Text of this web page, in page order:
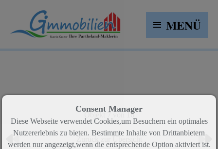
MENÜ
Objekt 7 von 16
Consent Manager
Diese Webseite verwendet Cookies,um Besuchern ein optimales
Nutzererlebnis zu bieten. Bestimmte Inhalte von Drittanbietern
werden nur angezeigt,wenn die entsprechende Option aktiviert ist.